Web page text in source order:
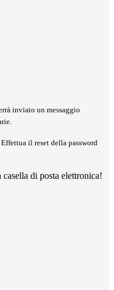
inviato un messaggio
il reset della password
di posta elettronica!